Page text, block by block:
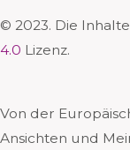
© 2023. Die
4.0 Lizenz.
Von der
Ansichten und